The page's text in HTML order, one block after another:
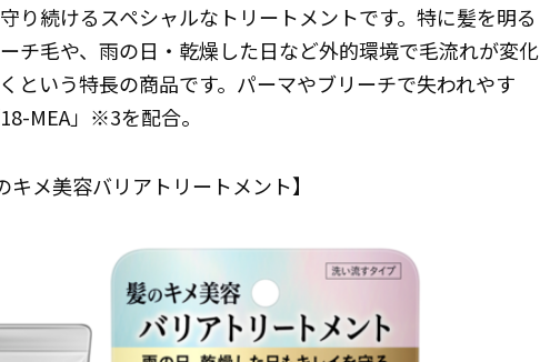
り続けるスペシャルなトリートメントです。特に髪を明る
チ毛や、雨の日・乾燥した日など外的環境で毛流れが変化
という特長の商品です。パーマやブリーチで失われやす
MEA」※3を配合。
キメ美容バリアトリートメント】